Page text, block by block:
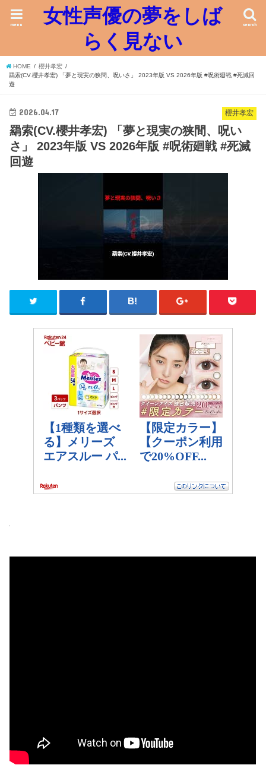
女性声優の夢をしば
らく見ない
search
menu
HOME
櫻井孝宏
羂索(CV.櫻井孝宏) 「夢と現実の狭間、呪いさ」 2023年版 VS 2026年版 #呪術廻戦 #死滅回
遊
櫻井孝宏
2026.04.17
羂索(CV.櫻井孝宏) 「夢と現実の狭間、呪い
さ」 2023年版 VS 2026年版 #呪術廻戦 #死滅
回遊